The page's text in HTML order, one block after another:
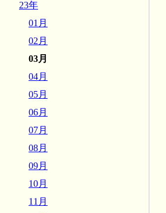
23年
01月
02月
03月
04月
05月
06月
07月
08月
09月
10月
11月